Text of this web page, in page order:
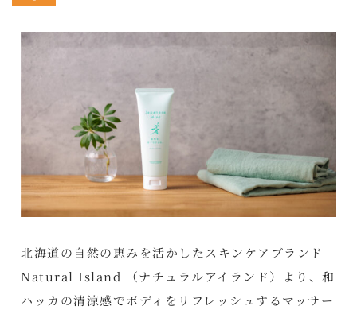
北海道の自然の恵みを活かしたスキンケアブランド
Natural Island （ナチュラルアイランド）より、和
ハッカの清涼感でボディをリフレッシュするマッサー